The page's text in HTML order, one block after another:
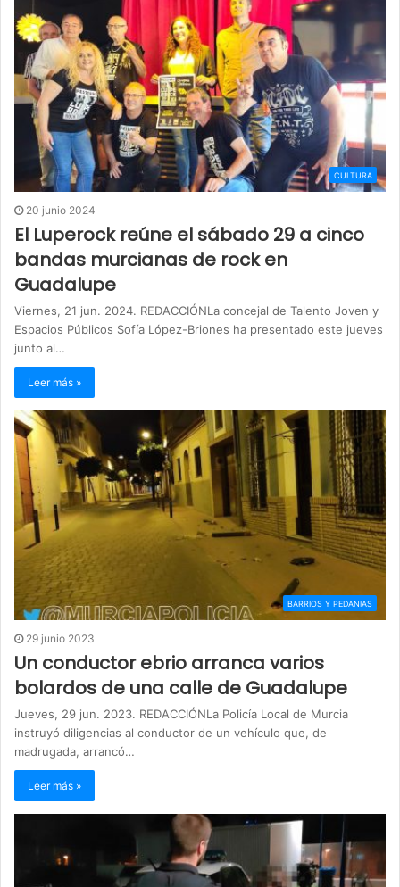
CULTURA
20 junio 2024
El Luperock reúne el sábado 29 a cinco
bandas murcianas de rock en
Guadalupe
Viernes, 21 jun. 2024. REDACCIÓNLa concejal de Talento Joven y
Espacios Públicos Sofía López-Briones ha presentado este jueves
junto al…
Leer más »
BARRIOS Y PEDANIAS
29 junio 2023
Un conductor ebrio arranca varios
bolardos de una calle de Guadalupe
Jueves, 29 jun. 2023. REDACCIÓNLa Policía Local de Murcia
instruyó diligencias al conductor de un vehículo que, de
madrugada, arrancó…
Leer más »